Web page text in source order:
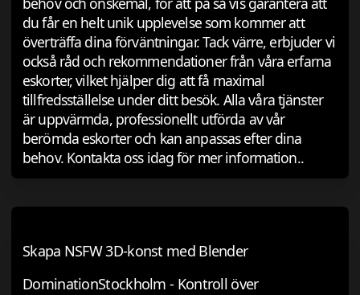
du får en helt unik upplevelse som kommer att
överträffa dina förväntningar. Tack värre, erbjuder vi
också råd och rekommendationer från våra erfarna
eskorter, vilket hjälper dig att få maximal
tillfredsställelse under ditt besök. Alla våra tjänster
är uppvärmda, professionellt utförda av vår
berömda eskorter och kan anpassas efter dina
behov. Kontakta oss idag för mer information..
Skapa NSFW 3D-konst med Blender
DominationStockholm - Kontroll över